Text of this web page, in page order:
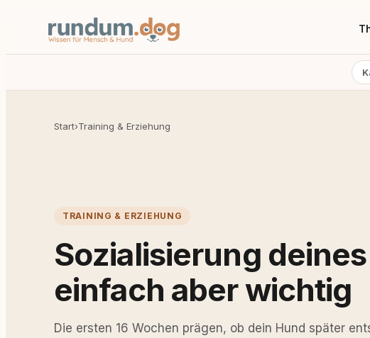
Start›Training & Erziehung
TRAINING & ERZIEHUNG
Sozialisierung
einfach aber wichtig
Die ersten 16 Wochen prägen, ob dein Hund später